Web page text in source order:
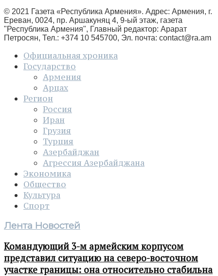
© 2021 Газета «Республика Армения». Адрес: Армения, г.
Ереван, 0024, пр. Аршакуняц 4, 9-ый этаж, газета
"Республика Армения", Главный редактор: Арарат
Петросян, Тел.: +374 10 545700, Эл. почта: contact@ra.am
Официальная хроника
Государство
Армения
Арцах
Регион
Россия
Иран
Грузия
Турция
Азербайджан
Агрессия Азербайджана
Экономика
Общество
Культура
Спорт
Лента Новостей
Командующий 3-м армейским корпусом
представил ситуацию на северо-восточном
участке границы: она относительно стабильна